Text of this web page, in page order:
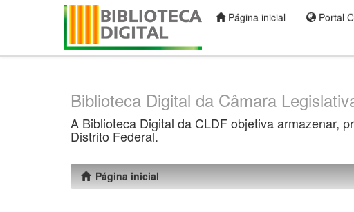
Página inicial Portal
Biblioteca Digital da Câmara
A Biblioteca Digital da CLDF objetiva armazenar,
Distrito Federal.
Página inicial